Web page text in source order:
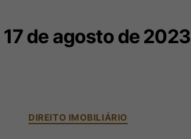
17 de agosto de 2023
DIREITO IMOBILIÁRIO